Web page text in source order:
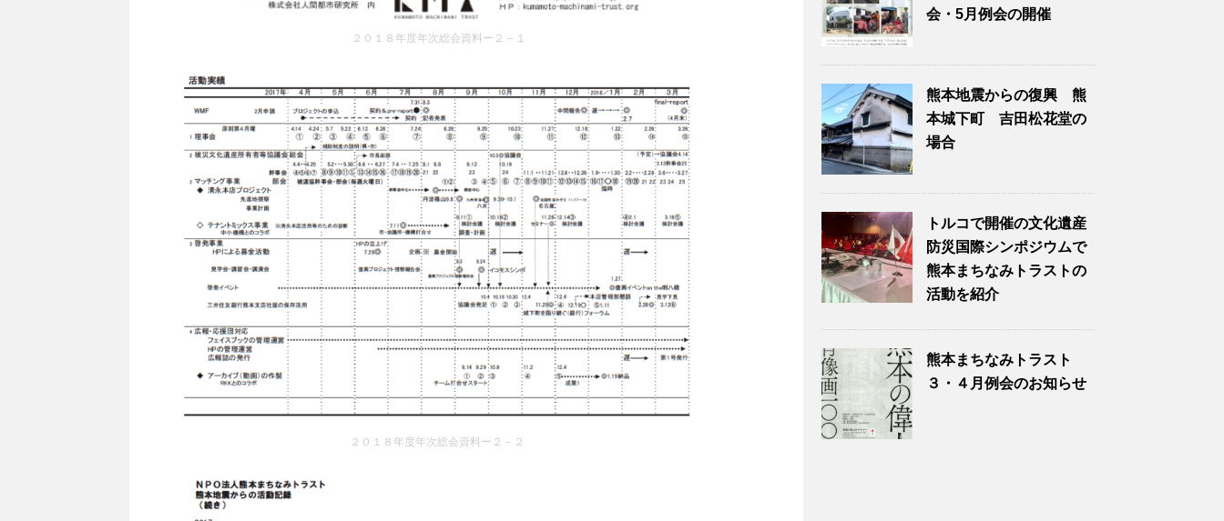
２０１８年度年次総会資料ー２－１
２０１８年度年次総会資料ー２－２
会・5月例会の開催
熊本地震からの復興 熊
本城下町 吉田松花堂の
場合
トルコで開催の文化遺産
防災国際シンポジウムで
熊本まちなみトラストの
活動を紹介
熊本まちなみトラスト
３・４月例会のお知らせ